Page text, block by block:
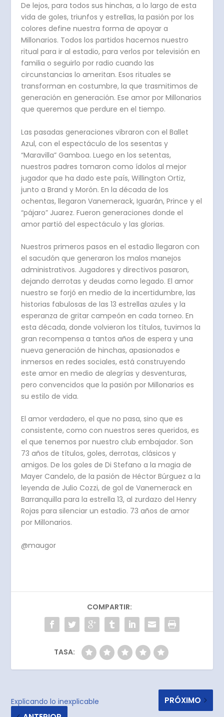
De lejos, para todos sus hinchas, a lo largo de esta
vida de goles, triunfos y estrellas, la pasión por los
colores define nuestra forma de apoyar a
Millonarios. Todos los partidos hacemos nuestro
ritual para ir al estadio, para verlos por televisión en
familia o seguirlo por radio cuando las
circunstancias lo ameritan. Esos rituales se
transforman en costumbre, la que trasmitimos de
generación en generación. Ese amor por Millonarios
que queremos que perdure en el tiempo.
Las pasadas generaciones vibraron con el Ballet
Azul, con el espectáculo de los sesentas y
“Maravilla” Gamboa. Luego en los setentas,
nuestros padres tomaron como ídolos al mejor
jugador que ha dado este país, Willington Ortiz,
junto a Brand y Morón. En la década de los
ochentas, llegaron Vanemerack, Iguarán, Prince y el
“pájaro” Juarez. Fueron generaciones donde el
amor partió del espectáculo y las glorias.
Nuestros primeros pasos en el estadio llegaron con
el sacudón que generaron los malos manejos
administrativos. Jugadores y directivos pasaron,
dejando derrotas y deudas como legado. El amor
nuestro se forjó en medio de la incertidumbre, las
historias fabulosas de las 13 estrellas azules y la
esperanza de gritar campeón en cada torneo. En
esta década, donde volvieron los títulos, tuvimos la
gran recompensa a tantos años de espera y una
nueva generación de hinchas, apasionados e
inmersos en redes sociales, está construyendo
este amor en medio de alegrías y desventuras,
pero convencidos que la pasión por Millonarios es
su estilo de vida.
El amor verdadero, el que no pasa, sino que es
consistente, como con nuestros seres queridos, es
el que tenemos por nuestro club embajador. Son
73 años de títulos, goles, derrotas, clásicos y
amigos. De los goles de Di Stefano a la magia de
Mayer Candelo, de la pasión de Héctor Búrguez a la
leyenda de Julio Cozzi, de gol de Vanemerack en
Barranquilla para la estrella 13, al zurdazo del Henry
Rojas para silenciar un estadio. 73 años de amor
por Millonarios.
@maugor
COMPARTIR:
TASA:
Explicando lo inexplicable PRÓXIMO